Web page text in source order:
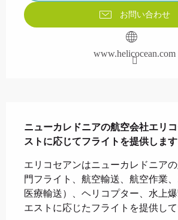
お問い合わせ
www.helicocean.com
ニューカレドニアの航空会社エリ
ストに応じてフライトを提供します
エリコセアンはニューカレドニア
門フライト、航空輸送、航空作業
医療輸送）、ヘリコプター、水上
エストに応じたフライトを提供して